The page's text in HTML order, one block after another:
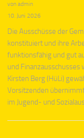
von admin
10. Juni 2026
Die Ausschüsse der
konstituiert und ihre
funktionsfähig und gut
und
Kirsten Berg (HüLi)
Vorsitzenden
im Jugend- und